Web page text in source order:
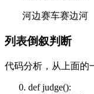
河边赛车赛边河
列表倒叙判断
代码分析，从上面的
defjudge():